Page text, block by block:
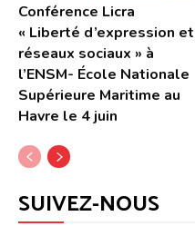
Conférence Licra
« Liberté d’expression et
réseaux sociaux » à
l’ENSM- École Nationale
Supérieure Maritime au
Havre le 4 juin
SUIVEZ-NOUS